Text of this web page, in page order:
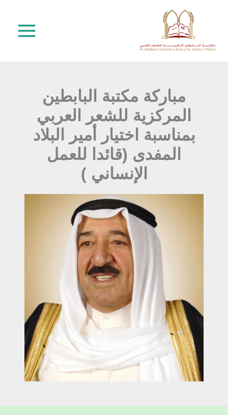
مباركة مكتبة البابطين
المركزية للشعر العربي
بمناسبة اختيار أمير البلاد
المفدى (قائدا للعمل
الإنساني )